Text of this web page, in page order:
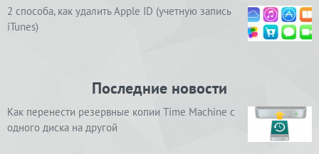
2 способа, как удалить Apple ID (учетную запись
iTunes)
Последние новости
Как перенести резервные копии Time Machine с
одного диска на другой